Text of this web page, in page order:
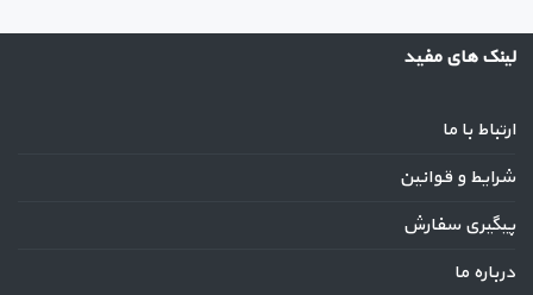
لینک های مفید
ارتباط با ما
شرایط و قوانین
پیگیری سفارش
درباره ما